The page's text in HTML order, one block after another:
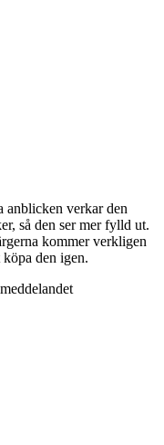
verkar den
så den ser mer fylld ut.
kommer verkligen
den igen.